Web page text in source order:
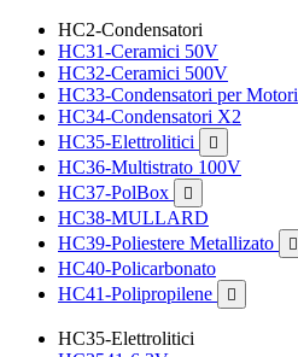
HC2-Condensatori
HC31-Ceramici 50V
HC32-Ceramici 500V
HC33-Condensatori per Motori
HC34-Condensatori X2
HC35-Elettrolitici

HC36-Multistrato 100V
HC37-PolBox

HC38-MULLARD
HC39-Poliestere Metallizato

HC40-Policarbonato
HC41-Polipropilene

HC35-Elettrolitici